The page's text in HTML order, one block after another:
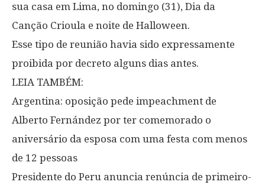
sua casa em Lima, no domingo (31), Dia da
Canção Crioula e noite de Halloween.
Esse tipo de reunião havia sido expressamente
proibida por decreto alguns dias antes.
LEIA TAMBÉM:
Argentina: oposição pede impeachment de
Alberto Fernández por ter comemorado o
aniversário da esposa com uma festa com menos
de 12 pessoas
Presidente do Peru anuncia renúncia de primeiro-